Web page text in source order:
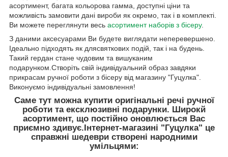
асортимент, багата кольорова гамма, доступні ціни та
можливість замовити дані вироби як окремо, так і в комплекті.
Ви можете переглянути весь асортимент наборів з бісеру.
З даними аксесуарами Ви будете виглядати неперевершено.
Ідеально підходять як длясвяткових подій, так і на будень.
Такий гердан стане чудовим та вишуканим
подарунком.Створіть свій індивідуальний образ завдяки
прикрасам ручної роботи з бісеру від магазину "Гуцулка".
Виконуємо індивідуальні замовлення!
Саме тут можна купити оригінальні речі ручної
роботи та ексклюзивні подарунки. Широкй
асортимент, що постійно оновлюється Вас
приємно здивує. Інтернет-магазині "Гуцулка" це
справжні шедеври створені народними
умільцями: